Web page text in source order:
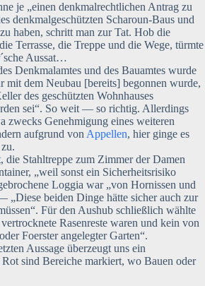
je „einen denkmalrechtlichen Antrag zu
denkmalgeschützten Scharoun-Baus und
haben, schritt man zur Tat. Hob die
Terrasse, die Treppe und die Wege, türmte
Aussat…
Denkmalamtes und des Bauamtes wurde
mit dem Neubau [bereits] begonnen wurde,
des geschützten Wohnhauses
sei“. So weit — so richtig. Allerdings
zwecks Genehmigung eines weiteren
aufgrund von Appellen, hier ginge es
die Stahltreppe zum Zimmer der Damen
„weil sonst ein Sicherheitsrisiko
Loggia war „von Hornissen und
„Diese beiden Dinge hätte sicher auch zur
Für den Aushub schließlich wählte
Rasenreste waren und kein von
Foerster angelegter Garten“.
Aussage überzeugt uns ein
sind Bereiche markiert, wo Bauen oder